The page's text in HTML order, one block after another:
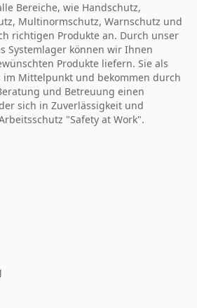
Bereiche, wie Handschutz,
Multinormschutz, Warnschutz und
richtigen Produkte an. Durch unser
Systemlager können wir Ihnen
Produkte liefern. Sie als
im Mittelpunkt und bekommen durch
und Betreuung einen
sich in Zuverlässigkeit und
"Safety at Work".